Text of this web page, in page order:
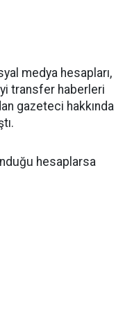
medya hesapları,
transfer haberleri
gazeteci hakkında
hesaplarsa